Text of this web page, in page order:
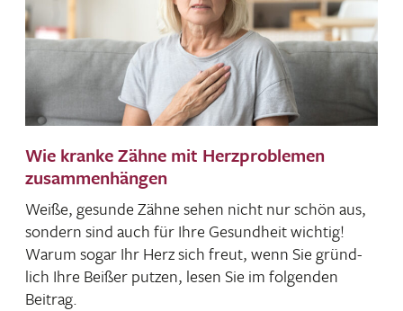
Wie kranke Zähne mit Herzproblemen
zusammenhängen
Weiße, gesunde Zähne sehen nicht nur schön aus,
sondern sind auch für Ihre Gesund­heit wichtig!
Warum sogar Ihr Herz sich freut, wenn Sie gründ­
lich Ihre Beißer putzen, lesen Sie im folgenden
Beitrag.